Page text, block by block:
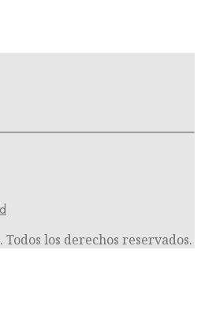
los derechos reservados.